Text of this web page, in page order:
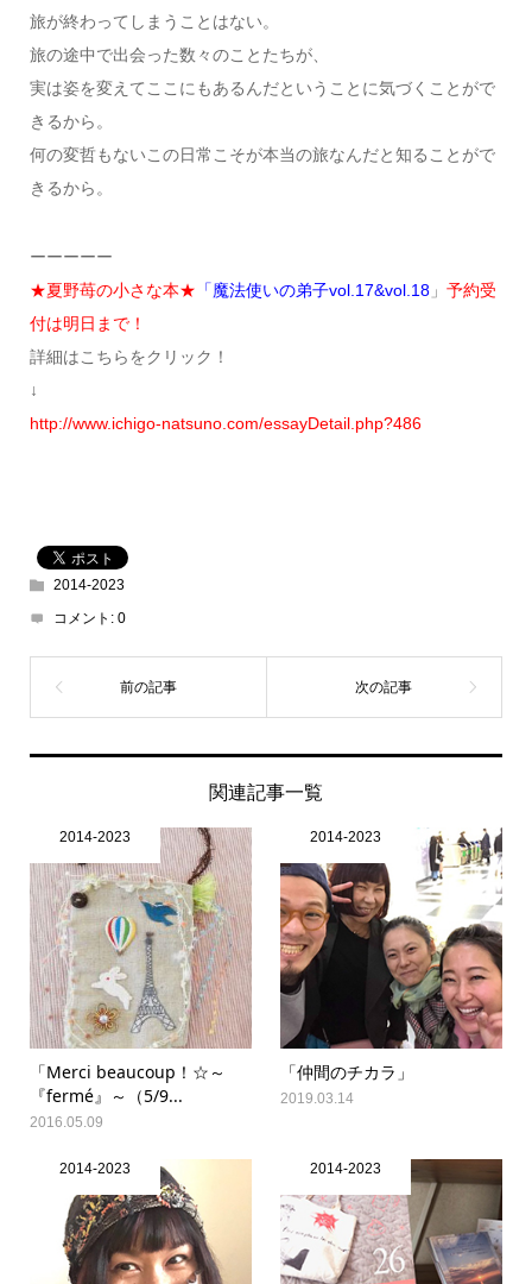
旅が終わってしまうことはない。
旅の途中で出会った数々のことたちが、
実は姿を変えてここにもあるんだということに気づくことがで
きるから。
何の変哲もないこの日常こそが本当の旅なんだと知ることがで
きるから。
ーーーーー
★夏野苺の小さな本★ 「魔法使いの弟子vol.17&vol.18」 予約受
付は明日まで！
詳細はこちらをクリック！
↓
http://www.ichigo-natsuno.com/essayDetail.php?486
2014-2023
コメント: 0
関連記事一覧
2014-2023
「Merci beaucoup！☆～
『fermé』～（5/9...
2016.05.09
2014-2023
「仲間のチカラ」
2019.03.14
2014-2023 2014-2023